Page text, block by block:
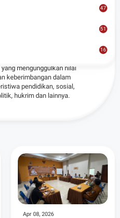
mengunggulkan nilai
keberimbangan dalam
pendidikan, sosial,
hukrim dan lainnya.
Apr 08, 2026
47
51
16